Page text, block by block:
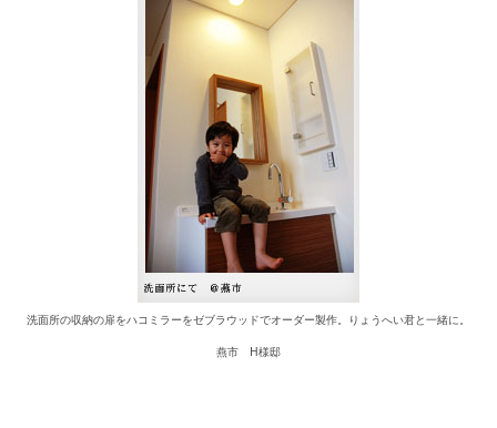
洗面所の収納の扉をハコミラーをゼブラウッドでオーダー製作。りょうへい君と一緒に。
燕市 H様邸